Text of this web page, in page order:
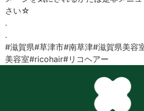
さい☆
.
.
#滋賀県#草津市#南草津#滋賀県美容
美容室#ricohair#リコヘアー